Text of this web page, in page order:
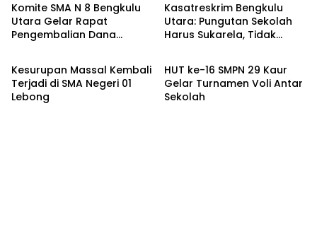
Komite SMA N 8 Bengkulu
Utara Gelar Rapat
Pengembalian Dana
Kasatreskrim Bengkulu
Utara: Pungutan Sekolah
Harus Sukarela, Tidak
Berita
Kesurupan Massal Kembali
Terjadi di SMA Negeri 01
Lebong
Berita
HUT ke-16 SMPN 29 Kaur
Gelar Turnamen Voli Antar
Sekolah